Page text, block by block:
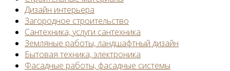
Дизайн интерьера
Загородное строительство
Сантехника, услуги сантехника
Земляные работы, ландшафтный дизайн
Бытовая техника, электроника
Фасадные работы, фасадные системы